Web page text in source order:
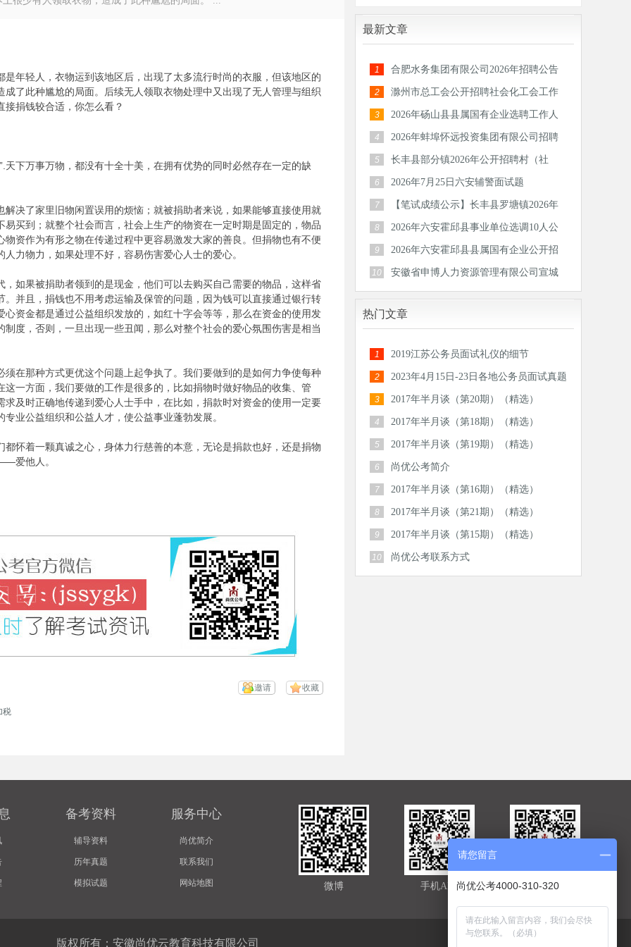
轻人，衣物运到该地区后，出现了太多流行时尚的衣服，但该地区的
了此种尴尬的局面。后续无人领取衣物处理中又出现了无人管理与组织
捐钱较合适，你怎么看？
万事万物，都没有十全十美，在拥有优势的同时必然存在一定的缺
了家里旧物闲置误用的烦恼；就被捐助者来说，如果能够直接使用就
买到；就整个社会而言，社会上生产的物资在一定时期是固定的，物品
资作为有形之物在传递过程中更容易激发大家的善良。但捐物也有不便
力物力，如果处理不好，容易伤害爱心人士的爱心。
果被捐助者领到的是现金，他们可以去购买自己需要的物品，这样省
并且，捐钱也不用考虑运输及保管的问题，因为钱可以直接通过银行转
资金都是通过公益组织发放的，如红十字会等等，那么在资金的使用发
度，否则，一旦出现一些丑闻，那么对整个社会的爱心氛围伤害是相当
那种方式更优这个问题上起争执了。我们要做到的是如何力争使每种
一方面，我们要做的工作是很多的，比如捐物时做好物品的收集、管
及时正确地传递到爱心人士手中，在比如，捐款时对资金的使用一定要
业公益组织和公益人才，使公益事业蓬勃发展。
着一颗真诚之心，身体力行慈善的本意，无论是捐款也好，还是捐物
爱他人。
收藏
邀请
税
最新文章
1 合肥水务集团有限公司2026年招聘公告
2
滁州市总工会公开招聘社会化工会工作
者和专
3
2026年砀山县县属国有企业选聘工作人
员公告
4
2026年蚌埠怀远投资集团有限公司招聘
30人公
5
长丰县部分镇2026年公开招聘村（社
区）后备
6 2026年7月25日六安辅警面试题
7
【笔试成绩公示】长丰县罗塘镇2026年
公开招
8
2026年六安霍邱县事业单位选调10人公
告
9
2026年六安霍邱县县属国有企业公开招
聘工作
10
安徽省申博人力资源管理有限公司宣城
分公司
热门文章
1 2019江苏公务员面试礼仪的细节
2
2023年4月15日-23日各地公务员面试真题
汇总
3 2017年半月谈（第20期）（精选）
4 2017年半月谈（第18期）（精选）
5 2017年半月谈（第19期）（精选）
6 尚优公考简介
7 2017年半月谈（第16期）（精选）
8 2017年半月谈（第21期）（精选）
9 2017年半月谈（第15期）（精选）
10 尚优公考联系方式
备考资料
辅导资料
历年真题
模拟试题
服务中心
尚优简介
联系我们
网站地图 官方微信
手机APP
微博
版权所有：安徽尚优云教育科技有限公司
请您留言
尚优公考4000-310-320